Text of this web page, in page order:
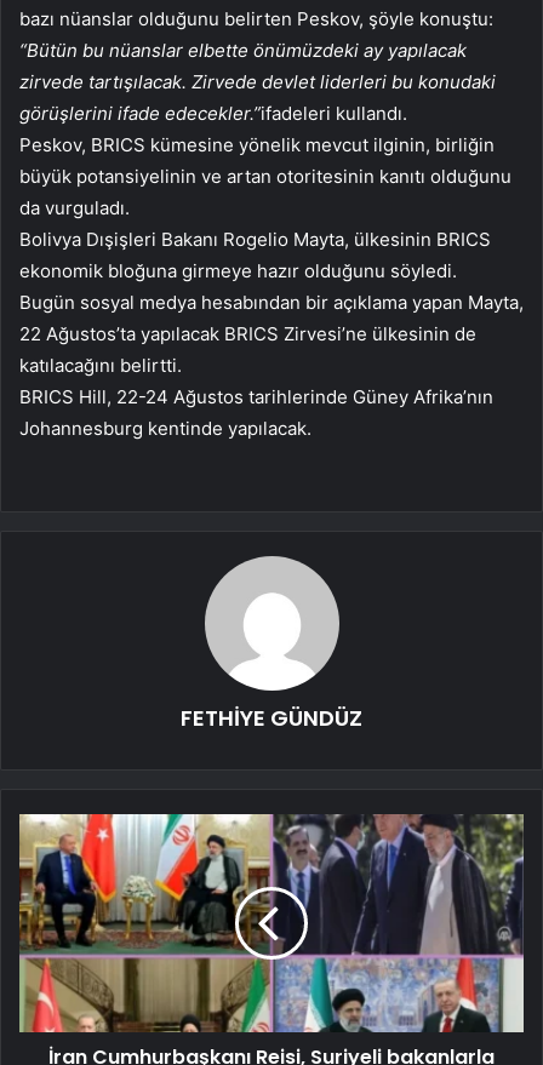
bazı nüanslar olduğunu belirten Peskov, şöyle konuştu:
“Bütün bu nüanslar elbette önümüzdeki ay yapılacak
zirvede tartışılacak. Zirvede devlet liderleri bu konudaki
görüşlerini ifade edecekler.”ifadeleri kullandı.
Peskov, BRICS kümesine yönelik mevcut ilginin, birliğin
büyük potansiyelinin ve artan otoritesinin kanıtı olduğunu
da vurguladı.
Bolivya Dışişleri Bakanı Rogelio Mayta, ülkesinin BRICS
ekonomik bloğuna girmeye hazır olduğunu söyledi.
Bugün sosyal medya hesabından bir açıklama yapan Mayta,
22 Ağustos’ta yapılacak BRICS Zirvesi’ne ülkesinin de
katılacağını belirtti.
BRICS Hill, 22-24 Ağustos tarihlerinde Güney Afrika’nın
Johannesburg kentinde yapılacak.
FETHİYE GÜNDÜZ
İran Cumhurbaşkanı Reisi, Suriyeli bakanlarla